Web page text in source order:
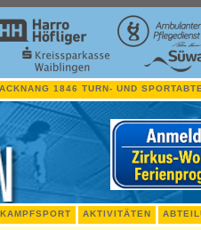
1846 TURN- UND
AKTIVITÄTEN